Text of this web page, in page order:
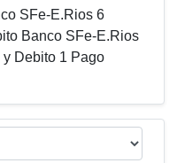
SFe-E.Rios 6
Banco SFe-E.Rios
y Debito 1 Pago